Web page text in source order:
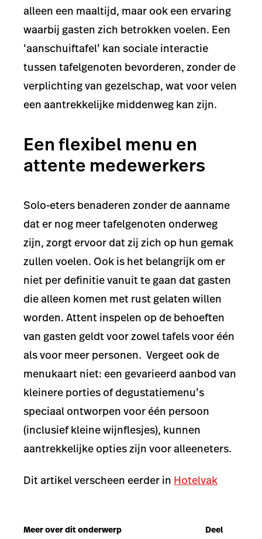
alleen een maaltijd, maar ook een ervaring
waarbij gasten zich betrokken voelen. Een
‘aanschuiftafel’ kan sociale interactie
tussen tafelgenoten bevorderen, zonder de
verplichting van gezelschap, wat voor velen
een aantrekkelijke middenweg kan zijn.
Een flexibel menu en
attente medewerkers
Solo-eters benaderen zonder de aanname
dat er nog meer tafelgenoten onderweg
zijn, zorgt ervoor dat zij zich op hun gemak
zullen voelen. Ook is het belangrijk om er
niet per definitie vanuit te gaan dat gasten
die alleen komen met rust gelaten willen
worden. Attent inspelen op de behoeften
van gasten geldt voor zowel tafels voor één
als voor meer personen. Vergeet ook de
menukaart niet: een gevarieerd aanbod van
kleinere porties of degustatiemenu’s
speciaal ontworpen voor één persoon
(inclusief kleine wijnflesjes), kunnen
aantrekkelijke opties zijn voor alleeneters.
Dit artikel verscheen eerder in Hotelvak
Meer over dit onderwerp
Deel